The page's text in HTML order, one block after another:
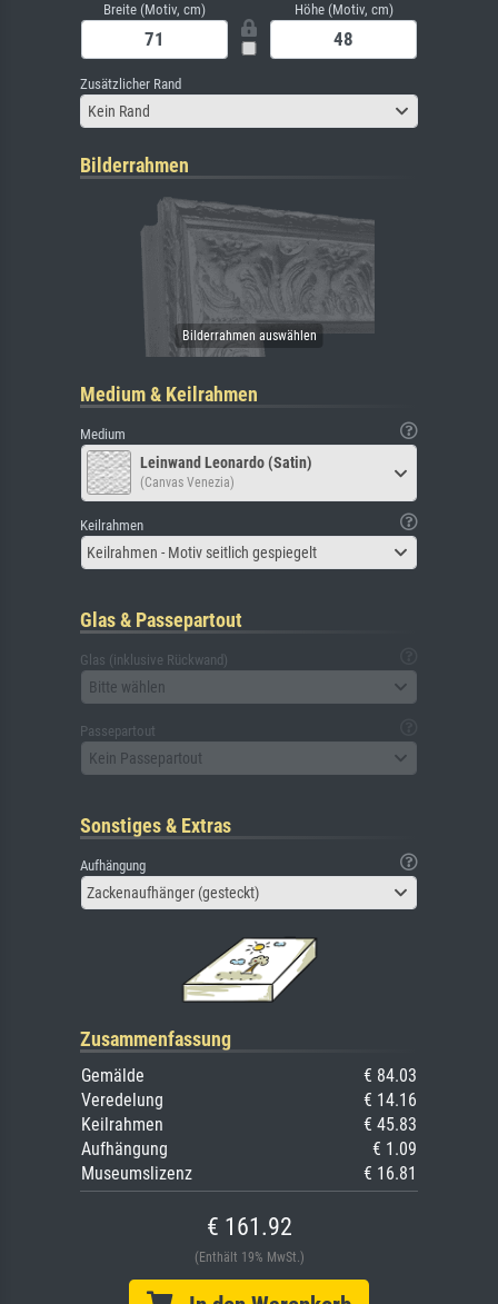
Breite (Motiv, cm) Höhe (Motiv, cm)
Zusätzlicher Rand
Kein Rand
Bilderrahmen
Medium & Keilrahmen
Medium
Leinwand Leonardo (Satin)
(Canvas Venezia)
Keilrahmen
Keilrahmen - Motiv seitlich gespiegelt
Glas & Passepartout
Glas (inklusive Rückwand)
Bitte wählen
Passepartout
Kein Passepartout
Sonstiges & Extras
Aufhängung
Zackenaufhänger (gesteckt)
Zusammenfassung
Gemälde
€ 84.03
Veredelung
€ 14.16
Keilrahmen
€ 45.83
Aufhängung
€ 1.09
Museumslizenz
€ 16.81
€ 161.92
(Enthält 19% MwSt.)